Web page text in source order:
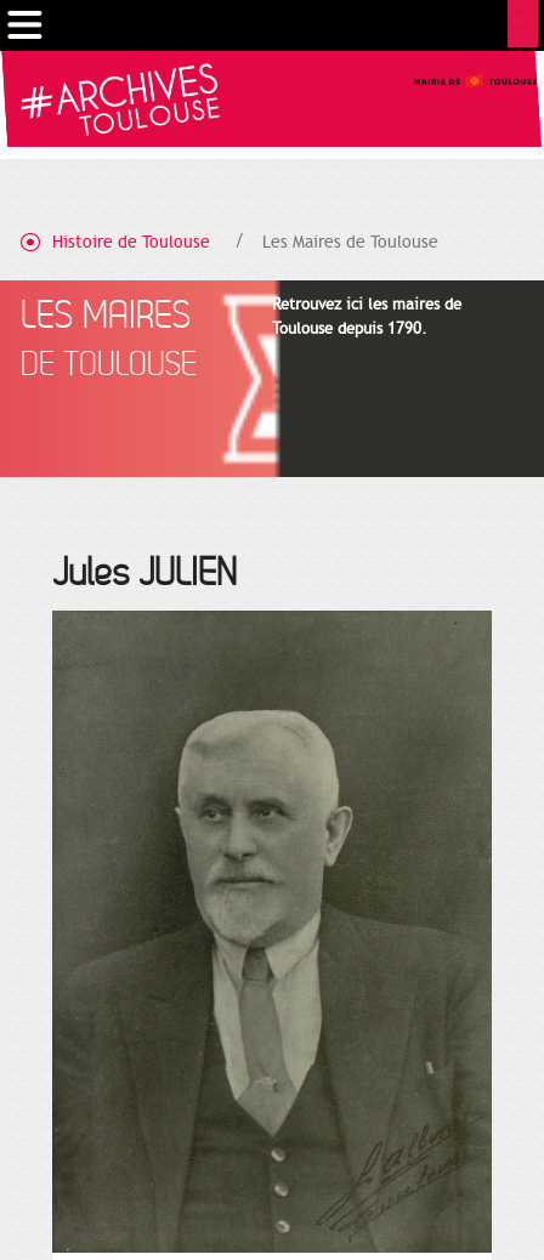
Histoire de Toulouse Les Maires de Toulouse
LES MAIRES
DE TOULOUSE
Retrouvez ici les maires de
Toulouse depuis 1790.
Jules JULIEN
Cookies management panel